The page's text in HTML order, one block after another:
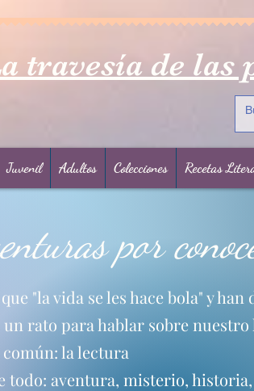
travesía de las
Juvenil Adultos Colecciones Recetas
"la vida se les hace bola" y han
rato para hablar sobre nuestro
común: la lectura
todo: aventura, misterio,
por